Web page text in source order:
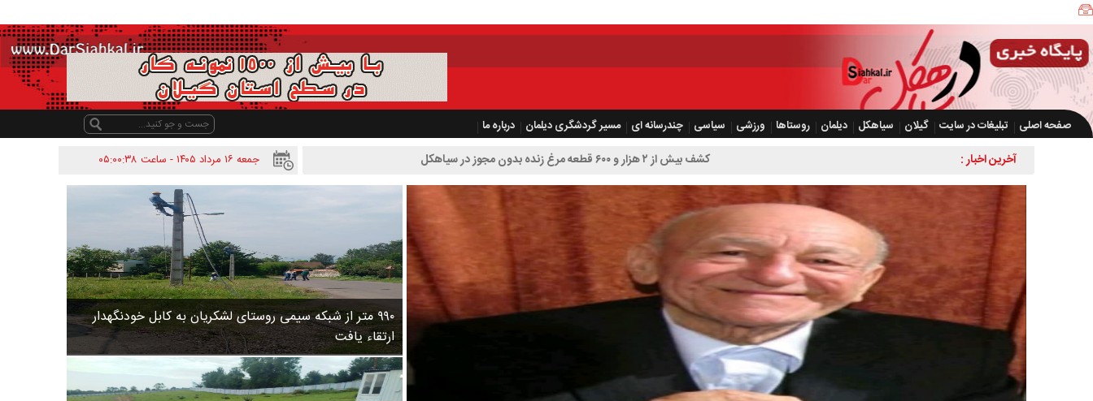
صفحه اصلی تبلیغات در سایت گیلان سیاهکل دیلمان روستاها ورزشی سیاسی چندرسانه ای مسیر گردشگری دیلمان
درباره ما
جمعه ۱۶ مرداد ۱۴۰۵ - ساعت
۰۵:۰۰:۳۸ آخرین اخبار :
۹۹۰ متر از شبکه سیمی روستای لشکریان به کابل خودنگهدار
ارتقاء یافت